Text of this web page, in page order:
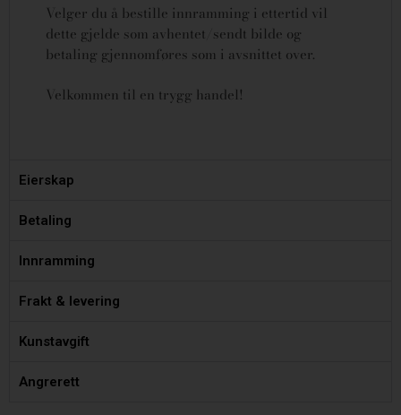
Velger du å bestille innramming i ettertid vil
dette gjelde som avhentet/sendt bilde og
betaling gjennomføres som i avsnittet over.
Velkommen til en trygg handel!
Eierskap
Betaling
Innramming
Frakt & levering
Kunstavgift
Angrerett